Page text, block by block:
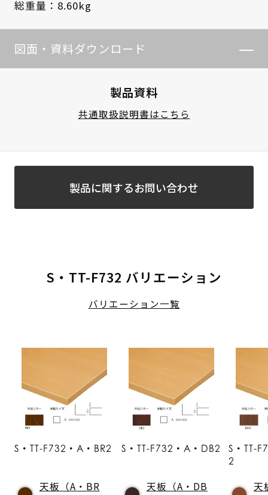
総重量：8.60kg
図面・資料ダウンロード
製品資料
共通取扱説明書はこちら
製品に関するお問い合わせ
S・TT-F732 バリエーション
バリエーション一覧
S・TT-F732・A・BR2
天板（A・BR
S・TT-F732・A・DB2
天板（A・DB
S・TT-
2
天